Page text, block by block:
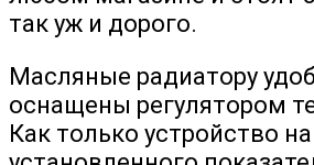
так уж и дорого.
Масляные радиатору
оснащены регулятором
Как только устройство